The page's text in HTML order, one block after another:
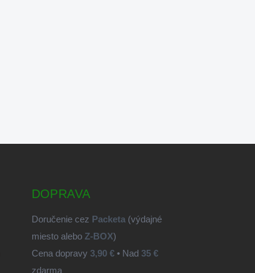
DOPRAVA
Doručenie cez Packeta(výdajné
miesto alebo Z-BOX)
Cena dopravy 3,90 €• Nad 35 €
zdarma